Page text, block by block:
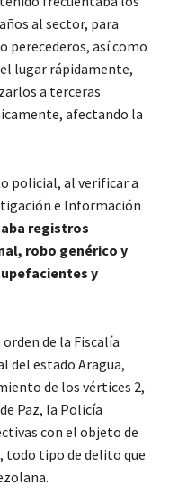
al sector, para
perecederos, así como
lugar rápidamente,
a terceras
afectando la
policial, al verificar a
e Información
registros
robo genérico y
y
de la Fiscalía
del estado Aragua,
de los vértices 2,
Paz, la Policía
con el objeto de
todo tipo de delito que